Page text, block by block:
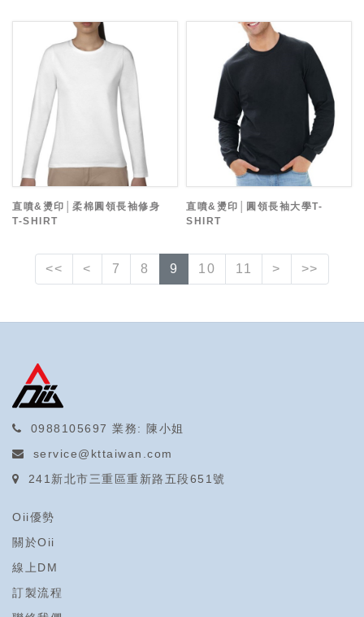
直噴&燙印│柔棉圓領長袖修身
T-SHIRT
直噴&燙印│圓領長袖大學T-
SHIRT
<< < 7 8 9 10 11 > >>
0988105697 業務: 陳小姐
service@kttaiwan.com
241新北市三重區重新路五段651號
Oii優勢
關於Oii
線上DM
訂製流程